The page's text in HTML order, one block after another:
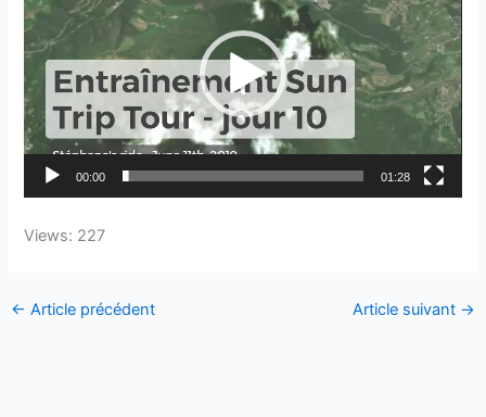
00:00 01:28
Views: 227
← Article précédent Article suivant →